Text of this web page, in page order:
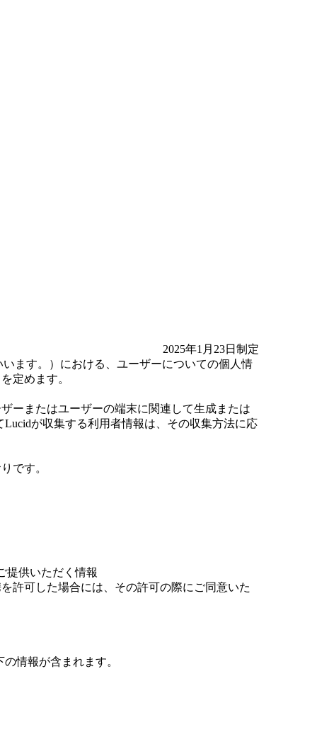
2025年1月23日制定
ます。）における、ユーザーについての個人情
定めます。
ーまたはユーザーの端末に関連して生成または
が収集する利用者情報は、その収集方法に応
です。
提供いただく情報
許可した場合には、その許可の際にご同意いた
情報が含まれます。